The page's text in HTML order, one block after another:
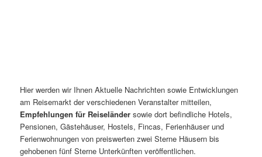
Hier werden wir Ihnen Aktuelle Nachrichten sowie Entwicklungen
am Reisemarkt der verschiedenen Veranstalter mitteilen,
Empfehlungen für Reiseländer sowie dort befindliche Hotels,
Pensionen, Gästehäuser, Hostels, Fincas, Ferienhäuser und
Ferienwohnungen von preiswerten zwei Sterne Häusern bis
gehobenen fünf Sterne Unterkünften veröffentlichen.